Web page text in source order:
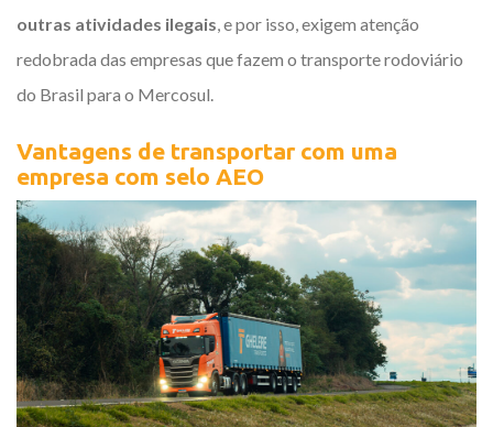
outras atividades ilegais , e por isso, exigem atenção
redobrada das empresas que fazem o transporte rodoviário
do Brasil para o Mercosul.
Vantagens de transportar com uma
empresa com selo AEO